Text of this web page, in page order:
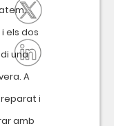
els dos
una
A
i
amb